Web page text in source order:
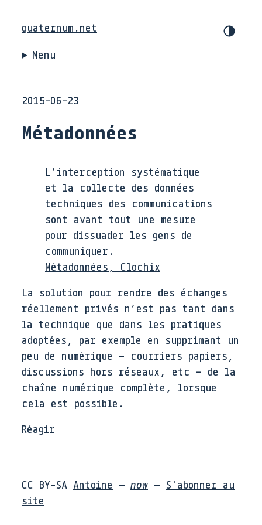
quaternum.net
Menu
2015-06-23
Métadonnées
L’interception systématique
et la collecte des données
techniques des communications
sont avant tout une mesure
pour dissuader les gens de
communiquer.
Métadonnées, Clochix
La solution pour rendre des échanges
réellement privés n’est pas tant dans
la technique que dans les pratiques
adoptées, par exemple en supprimant un
peu de numérique – courriers papiers,
discussions hors réseaux, etc – de la
chaîne numérique complète, lorsque
cela est possible.
Réagir
CC BY-SA Antoine — now — S'abonner au
site